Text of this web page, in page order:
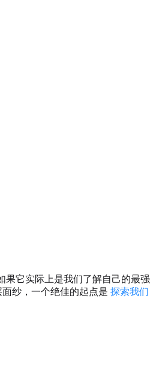
果它实际上是我们了解自己的最强
纱，一个绝佳的起点是 探索我们